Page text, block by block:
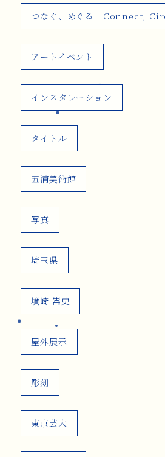
つなぐ、めぐる Connect,
アートイベント
インスタレーション
タイトル
五浦美術館
写真
埼玉県
墳崎 嵩史
屋外展示
彫刻
東京芸大